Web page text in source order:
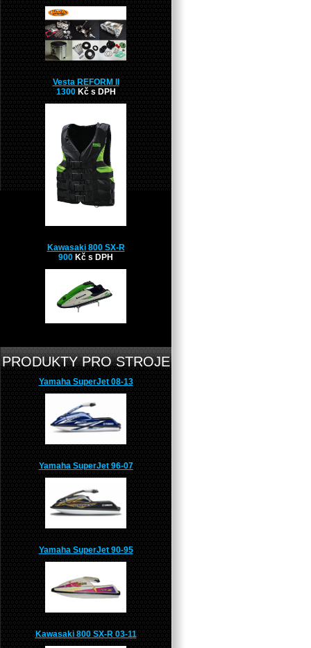
Vesta REFORM II
1300Kč s DPH
Kawasaki 800 SX-R
900 Kč s DPH
PRODUKTY PRO STROJE
Yamaha SuperJet 08-13
Yamaha SuperJet 96-07
Yamaha SuperJet 90-95
Kawasaki 800 SX-R 03-11